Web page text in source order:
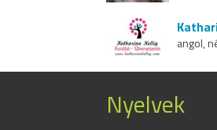
angol,
Nyelvek